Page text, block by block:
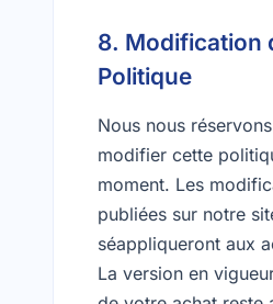
8. Modification
Politique
Nous nous
modifier cette
moment. Les
publiées sur notre
séappliqueront aux
La version en